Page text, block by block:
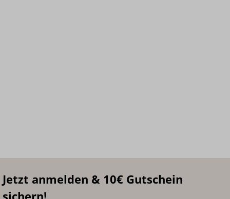
Jetzt anmelden & 10€ Gutschein